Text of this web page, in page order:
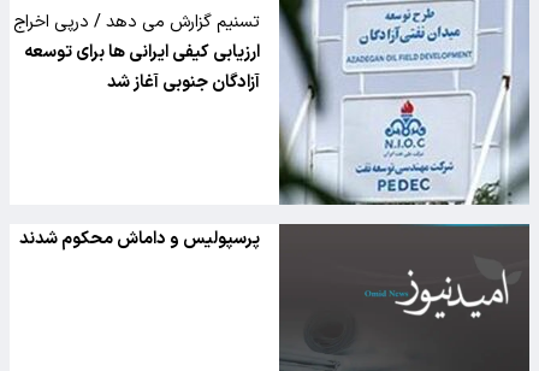
تسنیم گزارش می دهد / درپی اخراج
چینی ها
ارزیابی کیفی ایرانی ها برای توسعه
آزادگان جنوبی آغاز شد
پرسپولیس و داماش محکوم شدند